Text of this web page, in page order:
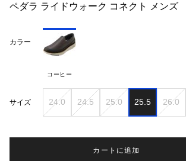
ペダラ ライドウォーク コネクト メンズ
カラー
コーヒー
サイズ 24.0 24.5 25.0 25.5 26.0
カートに追加